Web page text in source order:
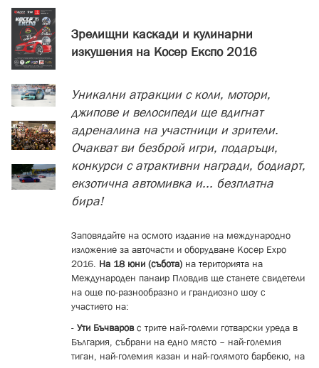
Зрелищни каскади и кулинарни
изкушения на Косер Експо 2016
Уникални атракции с коли, мотори,
джипове и велосипеди ще вдигнат
адреналина на участници и зрители.
Очакват ви безброй игри, подаръци,
конкурси с атрактивни награди, бодиарт,
екзотична автомивка и... безплатна
бира!
Заповядайте на осмото издание на международно
изложение за авточасти и оборудване Косер Ехро
2016. На 18 юни (събота) на територията на
Международен панаир Пловдив ще станете свидетели
на още по-разнообразно и грандиозно шоу с
участието на:
- Ути Бъчваровс трите най-големи готварски уреда в
България, събрани на едно място – най-големия
тиган, най-големия казан и най-голямото барбекю, на